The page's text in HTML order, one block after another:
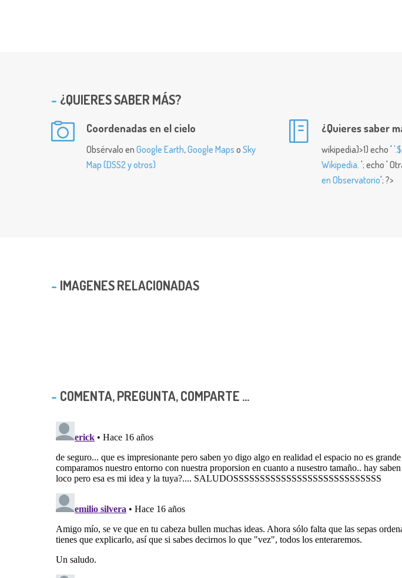
¿QUIERES SABER MÁS?
Coordenadas en el cielo
Obsérvalo en Google Earth,Google Maps o Sky
Map (DSS2 y otros)
¿Quieres saber
wikipedia)>1) echo '
Wikipedia. '; echo '
en Observatorio'; ?>
IMAGENES RELACIONADAS
COMENTA, PREGUNTA, COMPARTE ...